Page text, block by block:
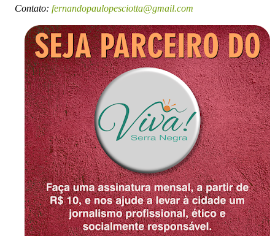
Contato: fernandopaulopesciotta@gmail.com